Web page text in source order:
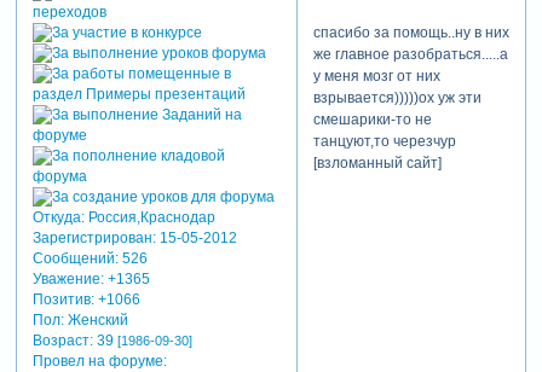
Откуда:Россия,Краснодар
Зарегистрирован: 15-05-2012
Сообщений:526
Уважение: +1365
Позитив: +1066
Пол:Женский
Возраст:39 [1986-09-30]
Провел на форуме:
спасибо за помощь..ну в них
же главное разобраться.....а
у меня мозг от них
взрывается)))))ох уж эти
смешарики-то не
танцуют,то черезчур
[взломанный сайт]